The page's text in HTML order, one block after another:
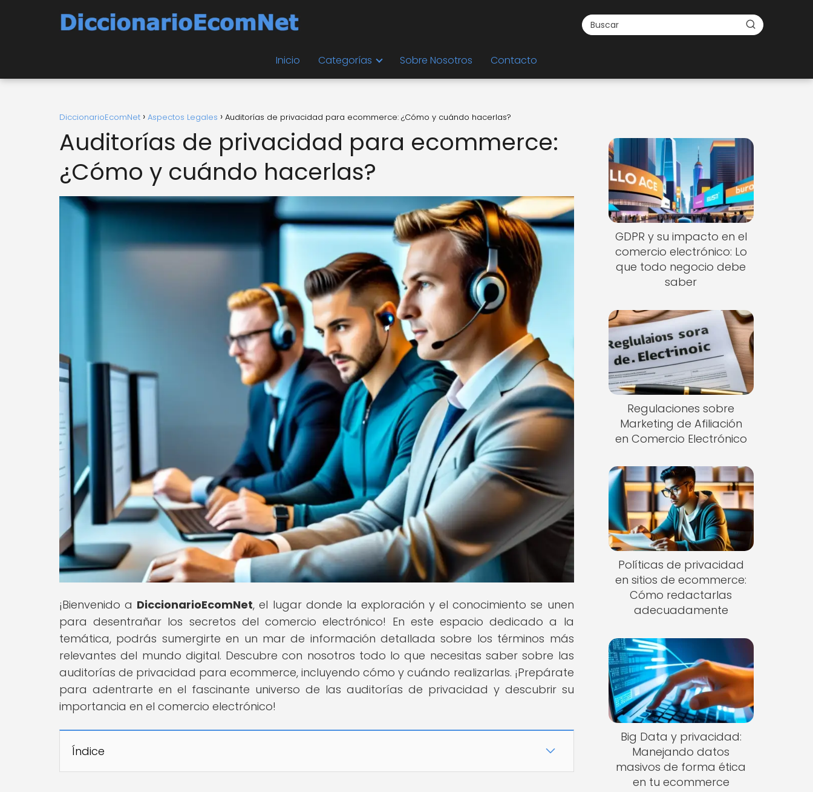
Inicio Categorías Sobre Nosotros Contacto
DiccionarioEcomNet Aspectos Legales Auditorías de privacidad para ecommerce: ¿Cómo y cuándo hacerlas?
Auditorías de privacidad para ecommerce:
¿Cómo y cuándo hacerlas?
¡Bienvenido a DiccionarioEcomNet, el lugar donde la exploración y el conocimiento se unen
para desentrañar los secretos del comercio electrónico! En este espacio dedicado a la
temática, podrás sumergirte en un mar de información detallada sobre los términos más
relevantes del mundo digital. Descubre con nosotros todo lo que necesitas saber sobre las
auditorías de privacidad para ecommerce, incluyendo cómo y cuándo realizarlas. ¡Prepárate
para adentrarte en el fascinante universo de las auditorías de privacidad y descubrir su
importancia en el comercio electrónico!
Índice
GDPR y su impacto en el
comercio electrónico: Lo
que todo negocio debe
saber
Regulaciones sobre
Marketing de Afiliación
en Comercio Electrónico
Políticas de privacidad
en sitios de ecommerce:
Cómo redactarlas
adecuadamente
Big Data y privacidad:
Manejando datos
masivos de forma ética
en tu ecommerce